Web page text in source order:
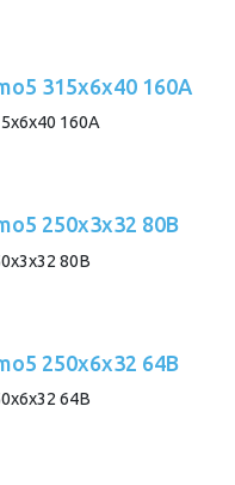
315x6x40 160A
250x3x32 80B
250x6x32 64B